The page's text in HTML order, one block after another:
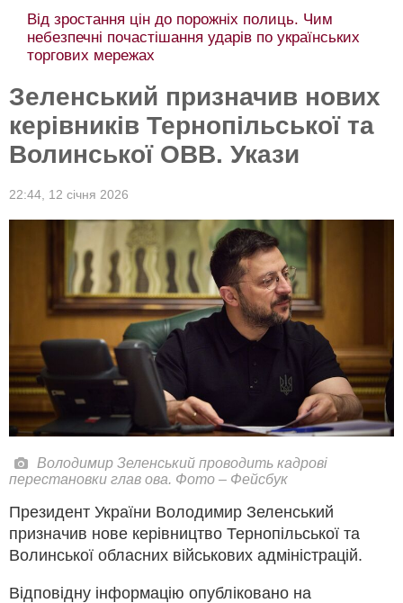
Від зростання цін до порожніх полиць. Чим
небезпечні почастішання ударів по українських
торгових мережах
Зеленський призначив нових
керівників Тернопільської та
Волинської ОВВ. Укази
22:44, 12 січня 2026
Володимир Зеленський проводить кадрові
перестановки глав ова. Фото – Фейсбук
Президент України Володимир Зеленський
призначив нове керівництво Тернопільської та
Волинської обласних військових адміністрацій.
Відповідну інформацію опубліковано на